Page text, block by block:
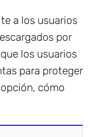
a los usuarios
por
los usuarios
para proteger
cómo